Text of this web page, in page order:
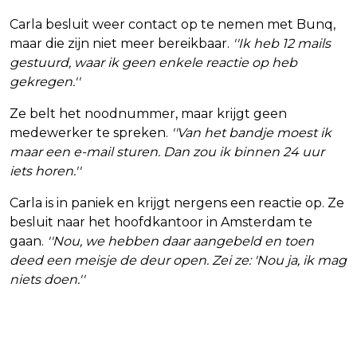
Carla besluit weer contact op te nemen met Bunq,
maar die zijn niet meer bereikbaar. ''Ik heb 12 mails
gestuurd, waar ik geen enkele reactie op heb
gekregen.''
Ze belt het noodnummer, maar krijgt geen
medewerker te spreken. ''Van het bandje moest ik
maar een e-mail sturen. Dan zou ik binnen 24 uur
iets horen.''
Carla is in paniek en krijgt nergens een reactie op. Ze
besluit naar het hoofdkantoor in Amsterdam te
gaan. ''Nou, we hebben daar aangebeld en toen
deed een meisje de deur open. Zei ze: 'Nou ja, ik mag
niets doen.''